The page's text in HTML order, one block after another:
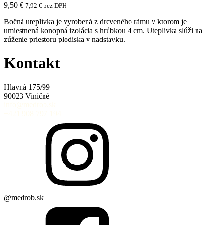
9,50 € 7,92 € bez DPH
Bočná uteplivka je vyrobená z dreveného rámu v ktorom je
umiestnená konopná izolácia s hrúbkou 4 cm. Uteplivka slúži na
zúženie priestoru plodiska v nadstavku.
Kontakt
Hlavná 175/99
90023 Viničné
@medrob.sk